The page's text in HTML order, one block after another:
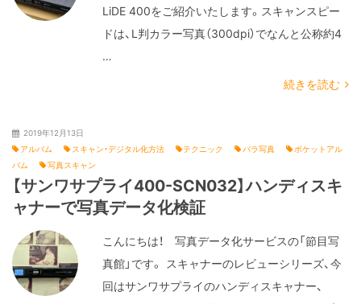
LiDE 400をご紹介いたします。スキャンスピー
ドは、L判カラー写真（300dpi）でなんと公称約4
…
続きを読む
2019年12月13日
アルバム
スキャン・デジタル化方法 テクニック バラ写真
ポケットアル
バム
写真スキャン
【サンワサプライ400-SCN032】ハンディスキ
ャナーで写真データ化検証
こんにちは！ 写真データ化サービスの「節目写
真館」です。 スキャナーのレビューシリーズ、今
回はサンワサプライのハンディスキャナー、